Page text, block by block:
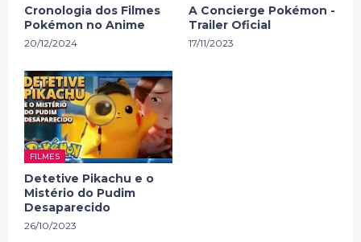
Cronologia dos Filmes
Pokémon no Anime
20/12/2024
A Concierge Pokémon -
Trailer Oficial
17/11/2023
FILMES
Detetive Pikachu e o
Mistério do Pudim
Desaparecido
26/10/2023